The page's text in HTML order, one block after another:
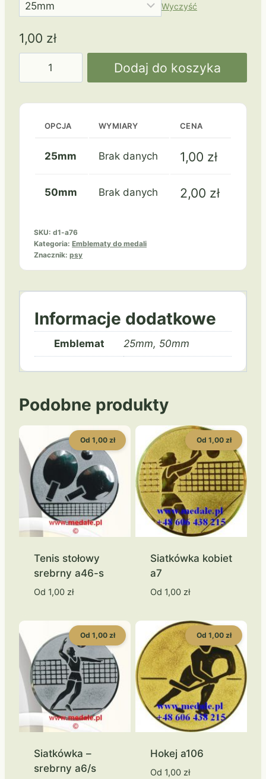
Wyczyść
1,00 zł
Dodaj do koszyka
OPCJA WYMIARY CENA
25mm Brak danych 1,00 zł
50mm Brak danych 2,00 zł
SKU: d1-a76
Kategoria: Emblematy do medali
Znacznik: psy
Informacje dodatkowe
Emblemat 25mm, 50mm
Podobne produkty
Od 1,00 zł
Tenis stołowy
srebrny a46-s
Od 1,00 zł
Od 1,00 zł
Siatkówka kobiet
a7
Od 1,00 zł
Od 1,00 zł
Siatkówka –
srebrny a6/s
Od 1,00 zł
Hokej a106
Od 1,00 zł